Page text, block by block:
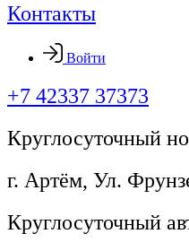
Контакты
Войти
+7 42337 37373
Круглосуточный
г. Артём, ​Ул.
Круглосуточный